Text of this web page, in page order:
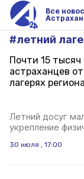
Все
#летний
Почти 15
астраханцев
лагерях региона
Летний досуг
укрепление
30 июля , 17:00